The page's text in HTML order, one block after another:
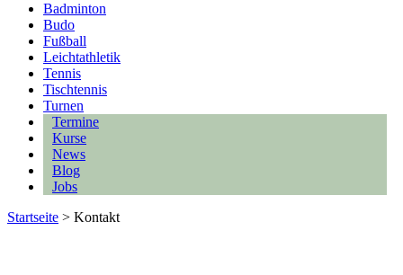
Badminton
Budo
Fußball
Leichtathletik
Tennis
Tischtennis
Turnen
Termine
Kurse
News
Blog
Jobs
Startseite > Kontakt